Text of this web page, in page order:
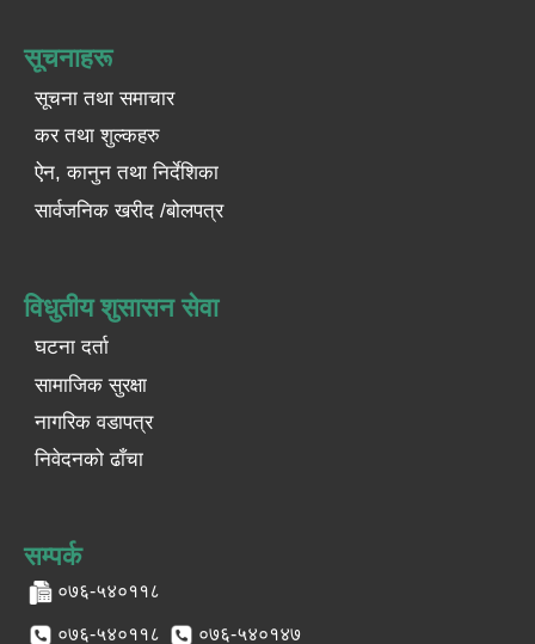
सूचनाहरू
सूचना तथा समाचार
कर तथा शुल्कहरु
ऐन, कानुन तथा निर्देशिका
सार्वजनिक खरीद /बोलपत्र
विधुतीय शुसासन सेवा
घटना दर्ता
सामाजिक सुरक्षा
नागरिक वडापत्र
निवेदनको ढाँचा
सम्पर्क
०७६-५४०११८
०७६-५४०११८ ०७६-५४०१४७